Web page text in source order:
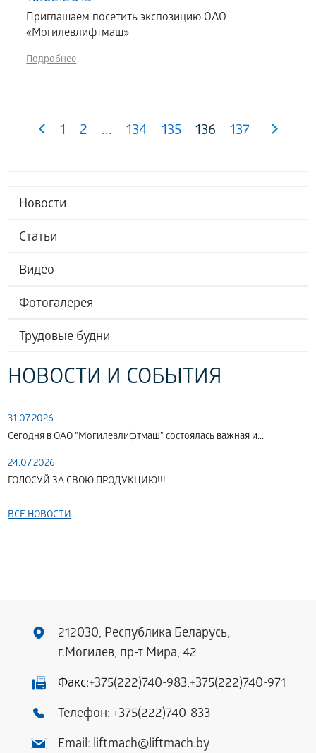
Новости
Статьи
Видео
Фотогалерея
Трудовые будни
НОВОСТИ И СОБЫТИЯ
31.07.2026
Сегодня в ОАО "Могилевлифтмаш" состоялась важная и...
24.07.2026
ГОЛОСУЙ ЗА СВОЮ ПРОДУКЦИЮ!!!
ВСЕ НОВОСТИ
Приглашаем посетить экспозицию ОАО
«Могилевлифтмаш»
Подробнее
1 2 ... 134 135 136 137
212030, Республика Беларусь,
г.Могилев, пр-т Мира, 42
Факс:+375(222)740-983,+375(222)740-971
Телефон: +375(222)740-833
Email: liftmach@liftmach.by